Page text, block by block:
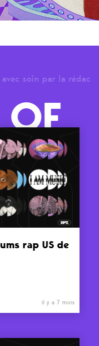
soin par la rédac
OF
rap US de
il y a 7 mois